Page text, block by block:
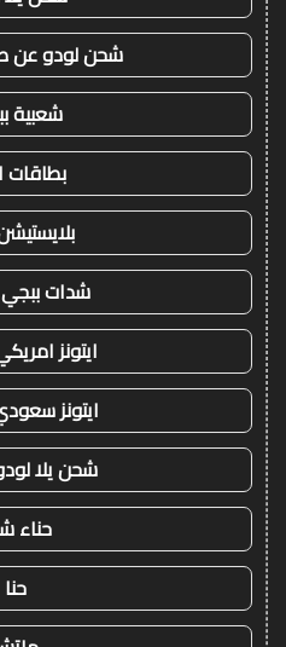
شحن لودو عن
شعبية
بطاقات
شدات
ايتونز
ايتونز
شحن يلا
حناء
حنا